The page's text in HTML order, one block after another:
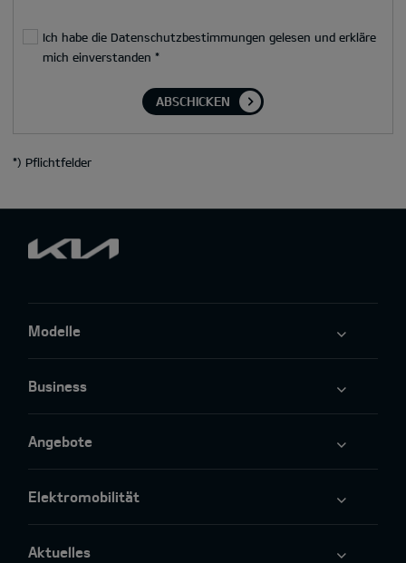
Ich habe die Datenschutzbestimmungen gelesen und erkläre
mich einverstanden *
ABSCHICKEN
*) Pflichtfelder
Modelle
Business
Angebote
Elektromobilität
Aktuelles